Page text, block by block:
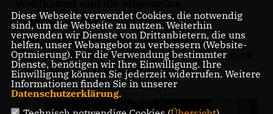
Wahlkampf und die allgemeine
Kandidatenlage gesprochen. Neben
allgemeinen Verwaltungsthemen für Bad
Oeynhausen kamen selbstverständlich auch
die Kreisfinanzen zur Sprache.
Diese Webseite verwendet Cookies, die notwendig
sind, um die Webseite zu nutzen. Weiterhin
verwenden wir Dienste von Drittanbietern, die uns
helfen, unser Webangebot zu verbessern (Website-
Optmierung). Für die Verwendung bestimmter
Dienste, benötigen wir Ihre Einwilligung. Ihre
Einwilligung können Sie jederzeit widerrufen. Weitere
Informationen finden Sie in unserer
Datenschutzerklärung.